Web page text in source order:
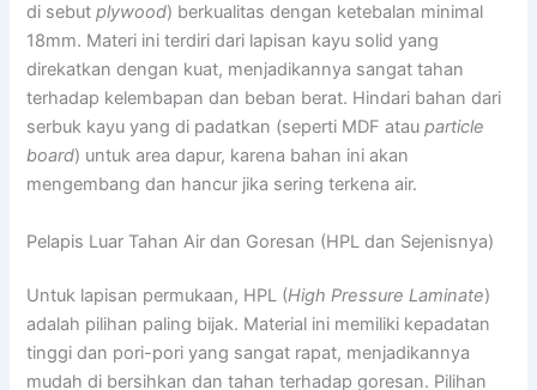
di sebutplywood) berkualitas dengan ketebalan minimal
18mm. Materi ini terdiri dari lapisan kayu solid yang
direkatkan dengan kuat, menjadikannya sangat tahan
terhadap kelembapan dan beban berat. Hindari bahan dari
serbuk kayu yang di padatkan (seperti MDF atauparticle
board) untuk area dapur, karena bahan ini akan
mengembang dan hancur jika sering terkena air.
Pelapis Luar Tahan Air dan Goresan (HPL dan Sejenisnya)
Untuk lapisan permukaan, HPL (High Pressure Laminate)
adalah pilihan paling bijak. Material ini memiliki kepadatan
tinggi dan pori-pori yang sangat rapat, menjadikannya
mudah di bersihkan dan tahan terhadap goresan. Pilihan